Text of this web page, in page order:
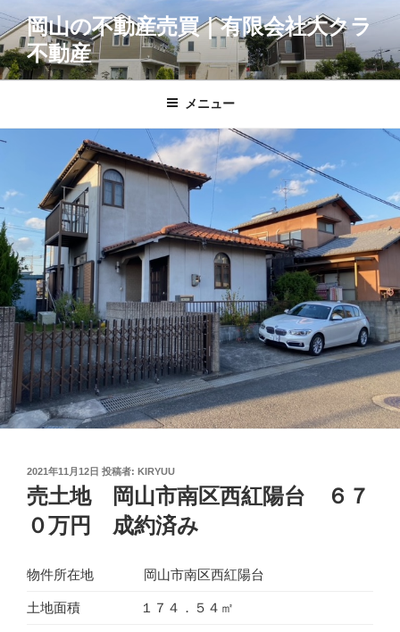
コ
ン
テ
ン
ス
プ
岡山の不動産売買｜有限会社大クラ
不動産
メニュー
投
稿
日:
2021年11月12日 投稿者: KIRYUU
売土地 岡山市南区西紅陽台 ６７
０万円 成約済み
物件所在地 岡山市南区西紅陽台
土地面積 １７４．５４㎡